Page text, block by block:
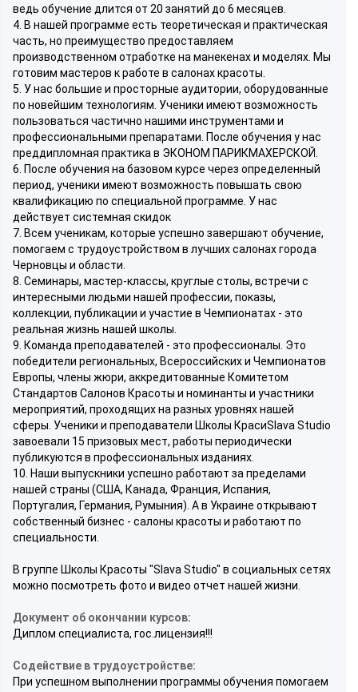
ведь обучение длится от 20 занятий до 6 месяцев.
4. В нашей программе есть теоретическая и практическая
часть, но преимущество предоставляем
производственном отработке на манекенах и моделях. Мы
готовим мастеров к работе в салонах красоты.
5. У нас большие и просторные аудитории, оборудованные
по новейшим технологиям. Ученики имеют возможность
пользоваться частично нашими инструментами и
профессиональными препаратами. После обучения у нас
преддипломная практика в ЭКОНОМ ПАРИКМАХЕРСКОЙ.
6. После обучения на базовом курсе через определенный
период, ученики имеют возможность повышать свою
квалификацию по специальной программе. У нас
действует системная скидок
7. Всем ученикам, которые успешно завершают обучение,
помогаем с трудоустройством в лучших салонах города
Черновцы и области.
8. Семинары, мастер-классы, круглые столы, встречи с
интересными людьми нашей профессии, показы,
коллекции, публикации и участие в Чемпионатах - это
реальная жизнь нашей школы.
9. Команда преподавателей - это профессионалы. Это
победители региональных, Всероссийских и Чемпионатов
Европы, члены жюри, аккредитованные Комитетом
Стандартов Салонов Красоты и номинанты и участники
мероприятий, проходящих на разных уровнях нашей
сферы. Ученики и преподаватели Школы КрасиSlava Studio
завоевали 15 призовых мест, работы периодически
публикуются в профессиональных изданиях.
10. Наши выпускники успешно работают за пределами
нашей страны (США, Канада, Франция, Испания,
Португалия, Германия, Румыния). А в Украине открывают
собственный бизнес - салоны красоты и работают по
специальности.
В группе Школы Красоты "Slava Studio" в социальных сетях
можно посмотреть фото и видео отчет нашей жизни.
Документ об окончании курсов:
Диплом специалиста, гос.лицензия!!!
Содействие в трудоустройстве:
При успешном выполнении программы обучения помогаем